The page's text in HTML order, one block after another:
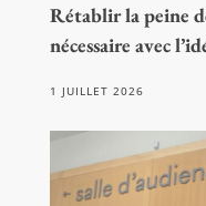
Rétablir la peine
nécessaire avec
1 JUILLET 2026